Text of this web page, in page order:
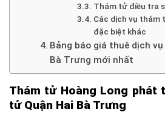
Thám tử điều tra
Các dịch vụ thám
đặc biệt khác
Bảng báo giá thuê dịch
Bà Trưng mới nhất
Thám tử Hoàng Long phát
tử Quận Hai Bà Trưng